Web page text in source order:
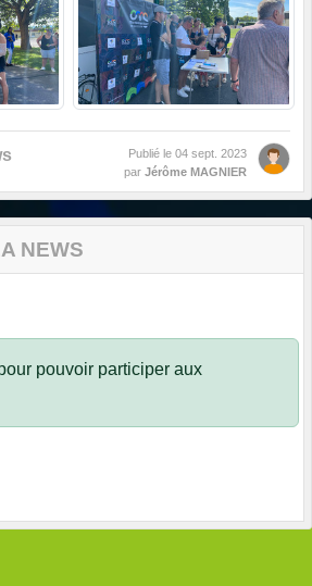
Publié le 04 sept. 2023
par Jérôme MAGNIER
NEWS
pouvoir participer aux